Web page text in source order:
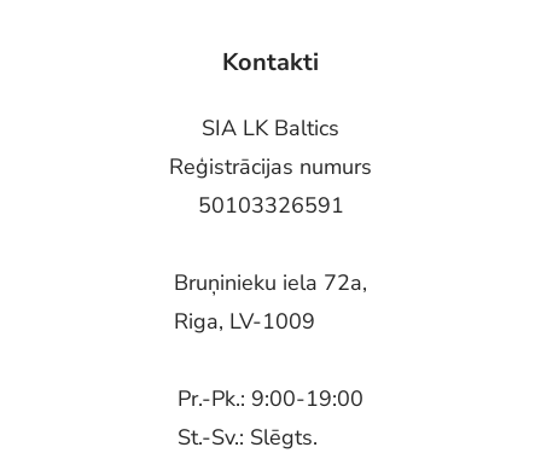
Kontakti
SIA LK Baltics
Reģistrācijas numurs
50103326591
Bruņinieku iela 72a,
Riga, LV-1009
Pr.-Pk.: 9:00-19:00
St.-Sv.: Slēgts.